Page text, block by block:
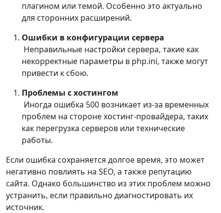
плагином или темой. Особенно это актуально
для сторонних расширений.
Ошибки в конфигурации сервера
Неправильные настройки сервера, такие как
некорректные параметры в php.ini, также могут
привести к сбою.
Проблемы с хостингом
Иногда ошибка 500 возникает из-за временных
проблем на стороне хостинг-провайдера, таких
как перегрузка серверов или технические
работы.
Если ошибка сохраняется долгое время, это может
негативно повлиять на SEO, а также репутацию
сайта. Однако большинство из этих проблем можно
устранить, если правильно диагностировать их
источник.